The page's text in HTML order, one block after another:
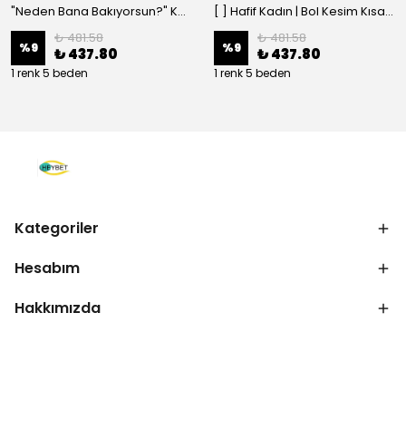
"Neden Bana Bakıyorsun?" Komik Kedi Grafik Tişört - Dijital Baskılı Siyah Bol - Siyah
%9
₺ 481.58
₺ 437.80
1 renk 5 beden
[ ] Hafif Kadın | Bol Kesim Kısa Kollu Yuvarlak Yaka Eğlenceli Karikatür Ayı ve - Siyah
%9
₺ 481.58
₺ 437.80
1 renk 5 beden
Kategoriler
Hesabım
Hakkımızda